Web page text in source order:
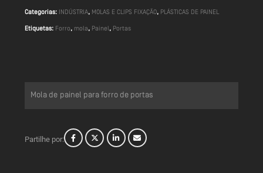
Categorias: INDÚSTRIA, MOLAS E CLIPS FIXAÇÃO, PLÁSTICAS DE PAINEL
Etiquetas: Forro , mola , Painel , Portas
Mola de painel para forro de portas
Partilhe por: